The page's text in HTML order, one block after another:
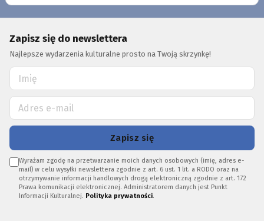
Zapisz się do newslettera
Najlepsze wydarzenia kulturalne prosto na Twoją skrzynkę!
Zapisz się
Wyrażam zgodę na przetwarzanie moich danych osobowych (imię, adres e-
mail) w celu wysyłki newslettera zgodnie z art. 6 ust. 1 lit. a RODO oraz na
otrzymywanie informacji handlowych drogą elektroniczną zgodnie z art. 172
Prawa komunikacji elektronicznej. Administratorem danych jest Punkt
Informacji Kulturalnej. Polityka prywatności.